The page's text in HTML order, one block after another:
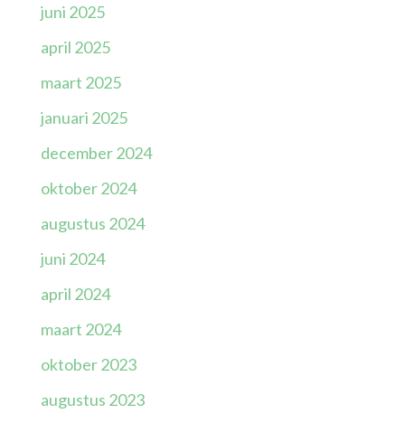
juni 2025
april 2025
maart 2025
januari 2025
december 2024
oktober 2024
augustus 2024
juni 2024
april 2024
maart 2024
oktober 2023
augustus 2023